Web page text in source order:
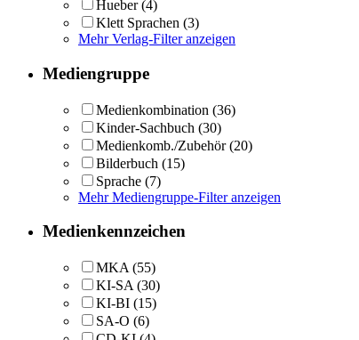
Hueber (4)
Klett Sprachen (3)
Mehr Verlag-Filter anzeigen
Mediengruppe
Medienkombination (36)
Kinder-Sachbuch (30)
Medienkomb./Zubehör (20)
Bilderbuch (15)
Sprache (7)
Mehr Mediengruppe-Filter anzeigen
Medienkennzeichen
MKA (55)
KI-SA (30)
KI-BI (15)
SA-O (6)